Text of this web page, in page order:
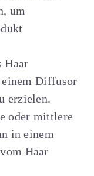
um
Haar
Diffusor
erzielen.
oder mittlere
in einem
Haar